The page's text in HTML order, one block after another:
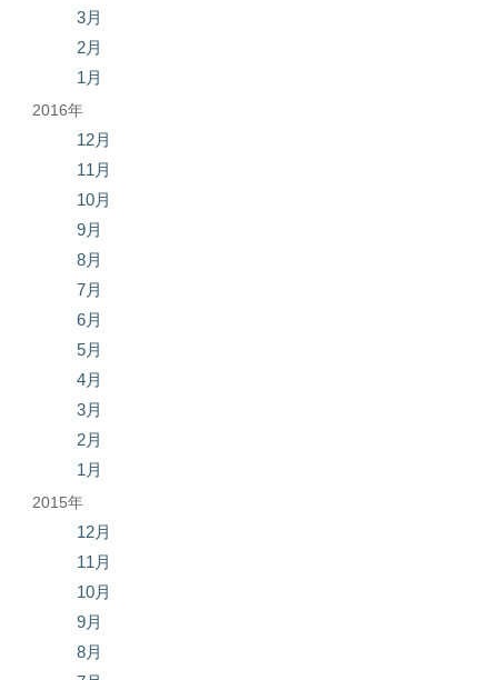
3月
2月
1月
2016年
12月
11月
10月
9月
8月
7月
6月
5月
4月
3月
2月
1月
2015年
12月
11月
10月
9月
8月